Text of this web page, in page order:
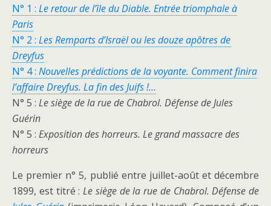
N° 1 : Le retour de l’île du Diable. Entrée triomphale à
Paris
N° 2 : Les Remparts d’Israël ou les douze apôtres de
Dreyfus
N° 4 : Nouvelles prédictions de la voyante. Comment finira
l’affaire Dreyfus. La fin des Juifs !…
N° 5 : Le siège de la rue de Chabrol. Défense de Jules
Guérin
N° 5 : Exposition des horreurs. Le grand massacre des
horreurs
Le premier n° 5, publié entre juillet-août et décembre
1899, est titré : Le siège de la rue de Chabrol. Défense de